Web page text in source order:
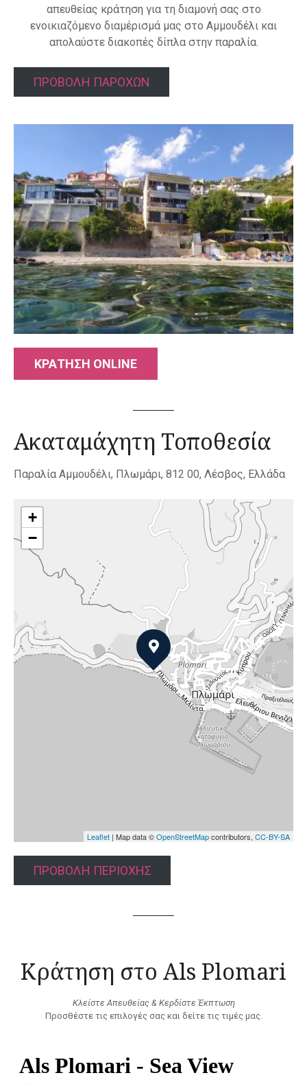
απευθείας κράτηση για τη διαμονή σας στο
ενοικιαζόμενο διαμέρισμά μας στο Αμμουδέλι και
απολαύστε διακοπές δίπλα στην παραλία.
ΠΡΟΒΟΛΗ ΠΑΡΟΧΩΝ
ΚΡΑΤΗΣΗ ONLINE
Ακαταμάχητη Τοποθεσία
Παραλία Αμμουδέλι, Πλωμάρι, 812 00, Λέσβος, Ελλάδα
+
−
Leaflet | Map data ©OpenStreetMapcontributors, CC-BY-SA
ΠΡΟΒΟΛΗ ΠΕΡΙΟΧΗΣ
Κράτηση στο Als Plomari
Κλείστε Απευθείας & Κερδίστε Έκπτωση
Προσθέστε τις επιλογές σας και δείτε τις τιμές μας.